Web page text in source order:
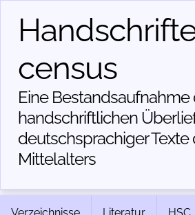
census
Eine Bestandsaufnahme
handschriftlichen
deutschsprachiger Texte
Mittelalters